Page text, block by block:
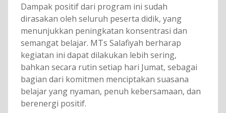
Dampak positif dari program ini sudah
dirasakan oleh seluruh peserta didik, yang
menunjukkan peningkatan konsentrasi dan
semangat belajar. MTs Salafiyah berharap
kegiatan ini dapat dilakukan lebih sering,
bahkan secara rutin setiap hari Jumat, sebagai
bagian dari komitmen menciptakan suasana
belajar yang nyaman, penuh kebersamaan, dan
berenergi positif.